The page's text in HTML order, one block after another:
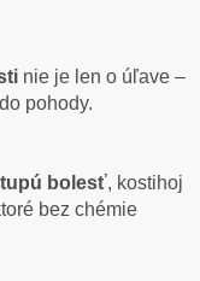
nie je len o úľave –
pohody.
tupú bolesť, kostihoj
bez chémie